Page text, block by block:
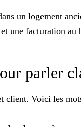
un logement
une facturation
parler
client. Voici les